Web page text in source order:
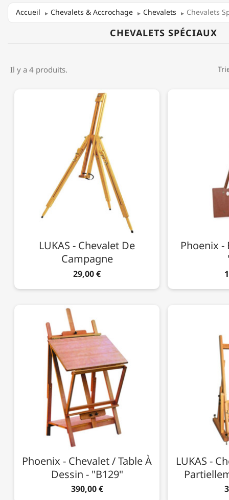
Accueil Chevalets & Accrochage Chevalets Chevalets
CHEVALETS SPÉCIAUX
Il y a 4 produits.
LUKAS - Chevalet De
Campagne
29,00 €
Phoenix -
Phoenix - Chevalet / Table À
Dessin - "B129"
390,00 €
LUKAS -